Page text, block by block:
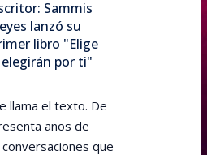
Sammis
lanzó su
libro "Elige
por ti"
llama el texto. De
años de
que